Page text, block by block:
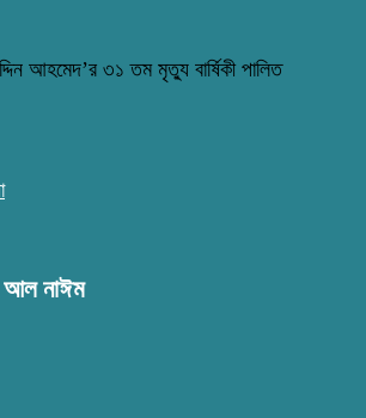
আহমেদ’র ৩১ তম মৃত্যু বার্ষিকী পালিত
আল নাঈম